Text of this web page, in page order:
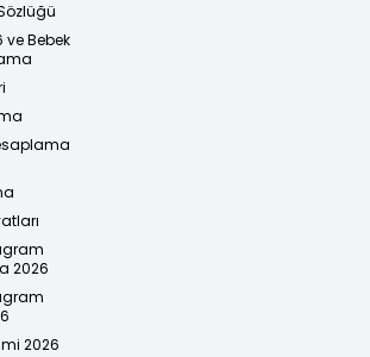
ve Bebek
2026
2026